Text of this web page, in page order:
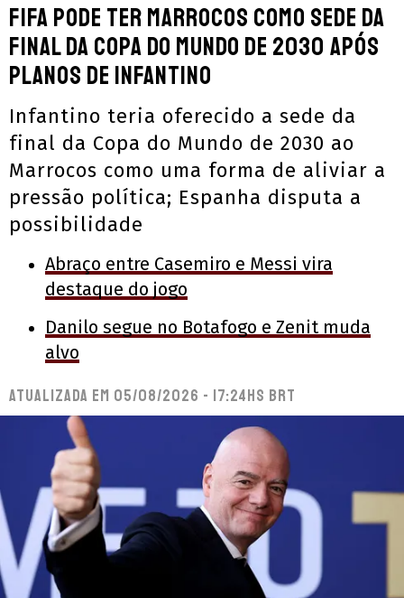
Fifa pode ter Marrocos como sede da
final da Copa do Mundo de 2030 após
planos de Infantino
Infantino teria oferecido a sede da
final da Copa do Mundo de 2030 ao
Marrocos como uma forma de aliviar a
pressão política; Espanha disputa a
possibilidade
Abraço entre Casemiro e Messi vira
destaque do jogo
Danilo segue no Botafogo e Zenit muda
alvo
Atualizada em 05/08/2026 - 17:24hs BRT